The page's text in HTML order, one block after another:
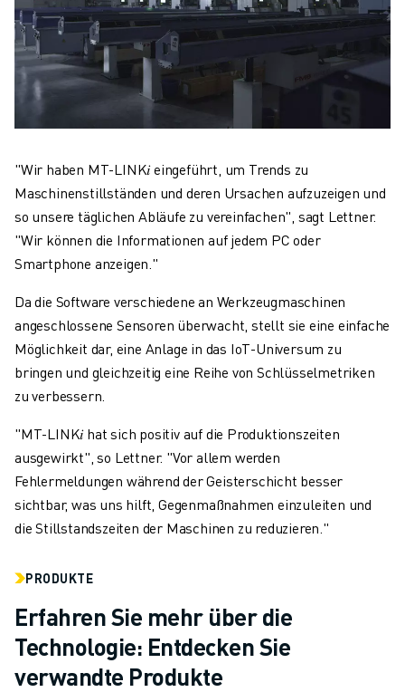
"Wir haben MT-LINK𝑖 eingeführt, um Trends zu
Maschinenstillständen und deren Ursachen aufzuzeigen und
so unsere täglichen Abläufe zu vereinfachen", sagt Lettner.
"Wir können die Informationen auf jedem PC oder
Smartphone anzeigen."
Da die Software verschiedene an Werkzeugmaschinen
angeschlossene Sensoren überwacht, stellt sie eine einfache
Möglichkeit dar, eine Anlage in das IoT-Universum zu
bringen und gleichzeitig eine Reihe von Schlüsselmetriken
zu verbessern.
"MT-LINK𝑖 hat sich positiv auf die Produktionszeiten
ausgewirkt", so Lettner. "Vor allem werden
Fehlermeldungen während der Geisterschicht besser
sichtbar, was uns hilft, Gegenmaßnahmen einzuleiten und
die Stillstandszeiten der Maschinen zu reduzieren."
PRODUKTE
Erfahren Sie mehr über die
Technologie: Entdecken Sie
verwandte Produkte